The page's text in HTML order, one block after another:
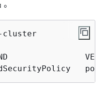
VERSION